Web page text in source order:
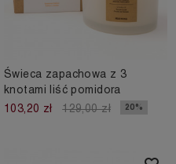
Świeca zapachowa z 3
knotami liść pomidora
103,20 zł
129,00 zł 20%